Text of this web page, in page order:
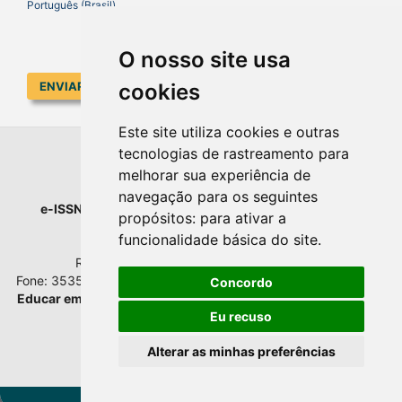
O nosso site usa
cookies
Este site utiliza cookies e outras
tecnologias de rastreamento para
melhorar sua experiência de
navegação para os seguintes
propósitos: para ativar a
funcionalidade básica do site.
Concordo
Eu recuso
Alterar as minhas preferências
Português (Brasil)
ENVIAR SUBMISSÃO
EDUCAR EM REVISTA
e-ISSN : 1984-0411 | Prefixo DOI : 10.1590 |
Universidade Federal do Paraná
Setor de Educação - Campus Rebouças
Rua Rockefeller, nº 57, 2.º andar - Sala 202
Fone: 3535-6207 | Bairro: Rebouças | Curitiba - Paraná - Brasil
Educar em Revistaesta licenciada comCreative Commons BY
Atribuição 4.0 Internacional.